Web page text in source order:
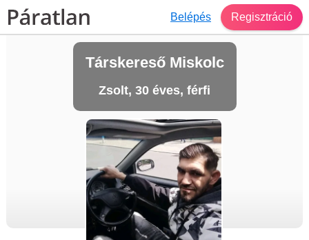
Belépés Regisztráció
Társkereső Miskolc
Zsolt, 30 éves, férfi